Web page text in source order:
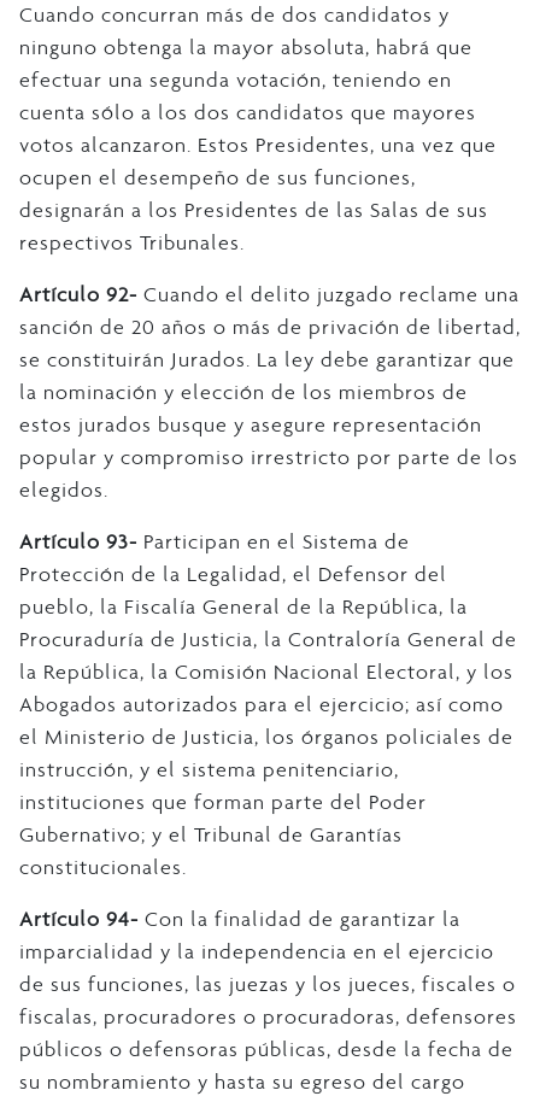
Cuando concurran más de dos candidatos y
ninguno obtenga la mayor absoluta, habrá que
efectuar una segunda votación, teniendo en
cuenta sólo a los dos candidatos que mayores
votos alcanzaron. Estos Presidentes, una vez que
ocupen el desempeño de sus funciones,
designarán a los Presidentes de las Salas de sus
respectivos Tribunales.
Artículo 92- Cuando el delito juzgado reclame una
sanción de 20 años o más de privación de libertad,
se constituirán Jurados. La ley debe garantizar que
la nominación y elección de los miembros de
estos jurados busque y asegure representación
popular y compromiso irrestricto por parte de los
elegidos.
Artículo 93- Participan en el Sistema de
Protección de la Legalidad, el Defensor del
pueblo, la Fiscalía General de la República, la
Procuraduría de Justicia, la Contraloría General de
la República, la Comisión Nacional Electoral, y los
Abogados autorizados para el ejercicio; así como
el Ministerio de Justicia, los órganos policiales de
instrucción, y el sistema penitenciario,
instituciones que forman parte del Poder
Gubernativo; y el Tribunal de Garantías
constitucionales.
Artículo 94- Con la finalidad de garantizar la
imparcialidad y la independencia en el ejercicio
de sus funciones, las juezas y los jueces, fiscales o
fiscalas, procuradores o procuradoras, defensores
públicos o defensoras públicas, desde la fecha de
su nombramiento y hasta su egreso del cargo